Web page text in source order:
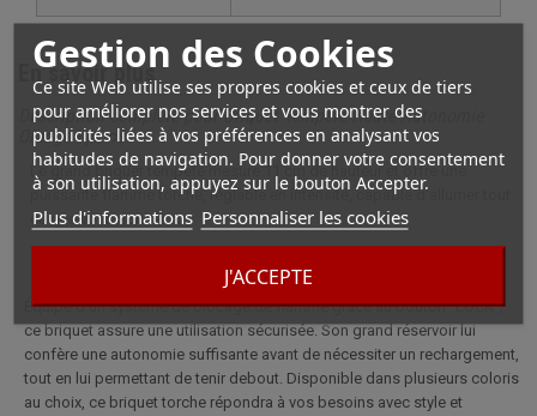
Gestion des Cookies
Ce site Web utilise ses propres cookies et ceux de tiers
pour améliorer nos services et vous montrer des
publicités liées à vos préférences en analysant vos
habitudes de navigation. Pour donner votre consentement
à son utilisation, appuyez sur le bouton Accepter.
Plus d'informations Personnaliser les cookies
J'ACCEPTE
En savoir plus
Description complète pour Briquet Tempête Haute Autonomie
Orange - jaune
Le grand briquet tempête mesure 11 cm de hauteur et offre une
puissante flamme torche, réglable en intensité, capable d'allumer tout
ce que vous souhaitez.
Équipé d'un système de blocage de flamme grâce au bouton "LOCK",
ce briquet assure une utilisation sécurisée. Son grand réservoir lui
confère une autonomie suffisante avant de nécessiter un rechargement,
tout en lui permettant de tenir debout. Disponible dans plusieurs coloris
au choix, ce briquet torche répondra à vos besoins avec style et